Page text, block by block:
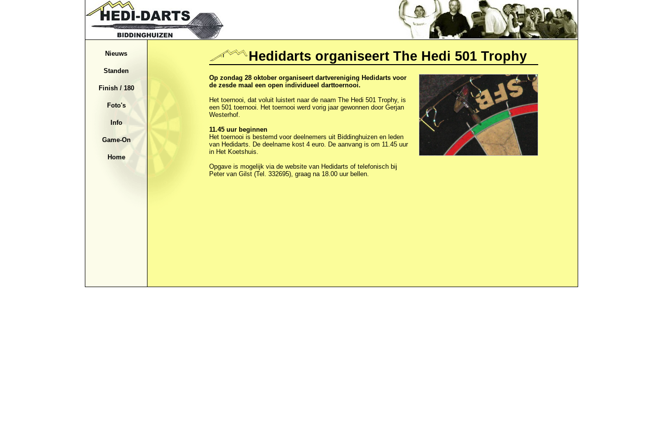
Nieuws
Standen
Finish / 180
Foto's
Info
Game-On
Home
Hedidarts organiseert The Hedi 501 Trophy
Op zondag 28 oktober organiseert dartvereniging Hedidarts voor
de zesde maal een open individueel darttoernooi.
Het toernooi, dat voluit luistert naar de naam The Hedi 501 Trophy, is
een 501 toernooi. Het toernooi werd vorig jaar gewonnen door Gerjan
Westerhof.
11.45 uur beginnen
Het toernooi is bestemd voor deelnemers uit Biddinghuizen en leden
van Hedidarts. De deelname kost 4 euro. De aanvang is om 11.45 uur
in Het Koetshuis.
Opgave is mogelijk via de website van Hedidarts of telefonisch bij
Peter van Gilst (Tel. 332695), graag na 18.00 uur bellen.